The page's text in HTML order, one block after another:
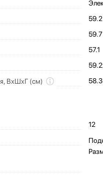
59.2
59.7
57.1
ВхШхГ (см)
12